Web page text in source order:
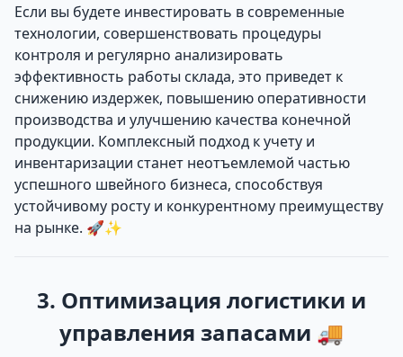
Если вы будете инвестировать в современные
технологии, совершенствовать процедуры
контроля и регулярно анализировать
эффективность работы склада, это приведет к
снижению издержек, повышению оперативности
производства и улучшению качества конечной
продукции. Комплексный подход к учету и
инвентаризации станет неотъемлемой частью
успешного швейного бизнеса, способствуя
устойчивому росту и конкурентному преимуществу
на рынке. 🚀✨
3. Оптимизация логистики и
управления запасами 🚚